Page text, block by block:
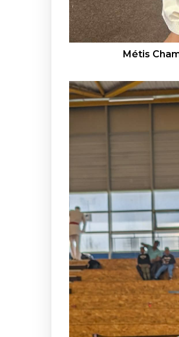
Métis